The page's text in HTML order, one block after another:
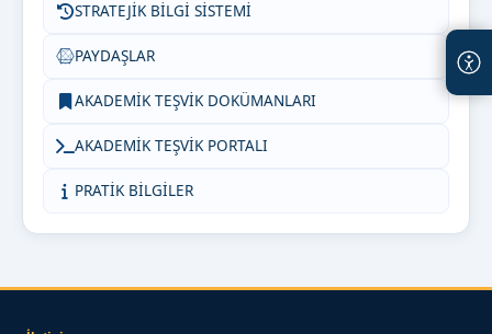
STRATEJİK BİLGİ SİSTEMİ
PAYDAŞLAR
AKADEMİK TEŞVİK DOKÜMANLARI
AKADEMİK TEŞVİK PORTALI
PRATİK BİLGİLER